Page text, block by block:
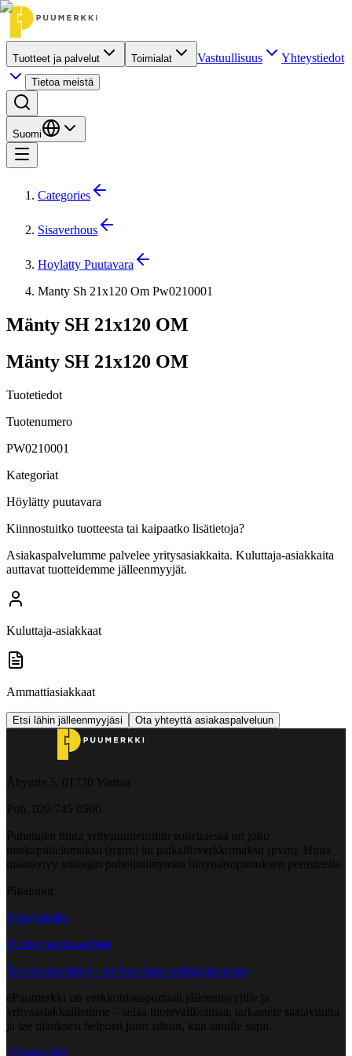
Tuotteet ja palvelut Toimialat Vastuullisuus Yhteystiedot
Tietoa meistä
Suomi
Categories
Sisaverhous
Hoylatty Puutavara
Manty Sh 21x120 Om Pw0210001
Mänty SH 21x120 OM
Mänty SH 21x120 OM
Tuotetiedot
Tuotenumero
PW0210001
Kategoriat
Höylätty puutavara
Kiinnostuitko tuotteesta tai kaipaatko lisätietoja?
Asiakaspalvelumme palvelee yritysasiakkaita. Kuluttaja-asiakkaita
auttavat tuotteidemme jälleenmyyjät.
Kuluttaja-asiakkaat
Ammattiasiakkaat
Etsi lähin jälleenmyyjäsi Ota yhteyttä asiakaspalveluun
Åbyntie 5, 01730 Vantaa
Puh. 020 745 0500
Puhelujen hinta yritysnumeroihin soitettaessa on joko
matkapuhelumaksu (mpm) tai paikallisverkkomaksu (pvm). Hinta
määräytyy soittajan puhelinliittymän liittymäsopimuksen perusteella.
Pikalinkit
Yhteystiedot
Yleiset toimitusehdot
Tavarantoimittaja - tee kuorman purkuajanvaraus
ePuumerkki on verkkotilausportaali jälleenmyyjille ja
yritysasiakkaillemme – selaa tuotevalikoimaa, tarkastele saatavuutta
ja tee tilauksesi helposti juuri silloin, kun sinulle sopii.
ePuumerkki